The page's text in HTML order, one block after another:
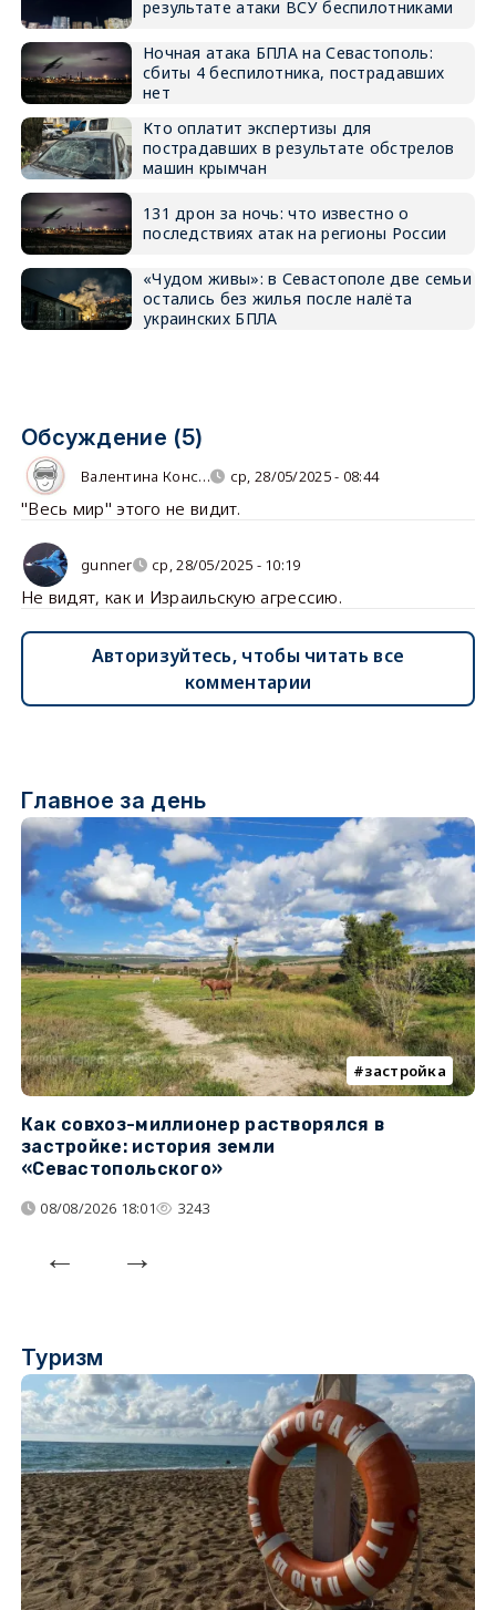
результате атаки ВСУ беспилотниками
Ночная атака БПЛА на Севастополь:
сбиты 4 беспилотника, пострадавших
нет
Кто оплатит экспертизы для
пострадавших в результате обстрелов
машин крымчан
131 дрон за ночь: что известно о
последствиях атак на регионы России
«Чудом живы»: в Севастополе две семьи
остались без жилья после налёта
украинских БПЛА
Обсуждение (5)
Валентина Конс… ср, 28/05/2025 - 08:44
"Весь мир" этого не видит.
gunner ср, 28/05/2025 - 10:19
Не видят, как и Израильскую агрессию.
Авторизуйтесь, чтобы читать все
комментарии
Главное за день
застройка
Как совхоз-миллионер растворялся в
застройке: история земли
«Севастопольского»
08/08/2026 18:01 3243
Туризм